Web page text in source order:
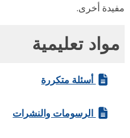
أخرى.
تعليمية
أسئلة متكررة
الرسومات والنشرات